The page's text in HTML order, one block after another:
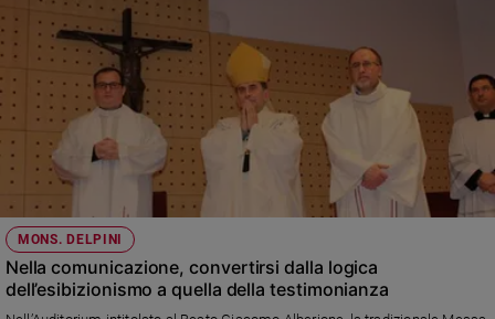
MONS. DELPINI
Nella comunicazione, convertirsi dalla logica
dell’esibizionismo a quella della testimonianza